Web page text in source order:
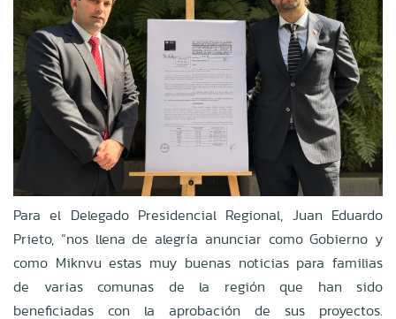
Para el Delegado Presidencial Regional, Juan Eduardo
Prieto, “nos llena de alegría anunciar como Gobierno y
como Miknvu estas muy buenas noticias para familias
de varias comunas de la región que han sido
beneficiadas con la aprobación de sus proyectos.